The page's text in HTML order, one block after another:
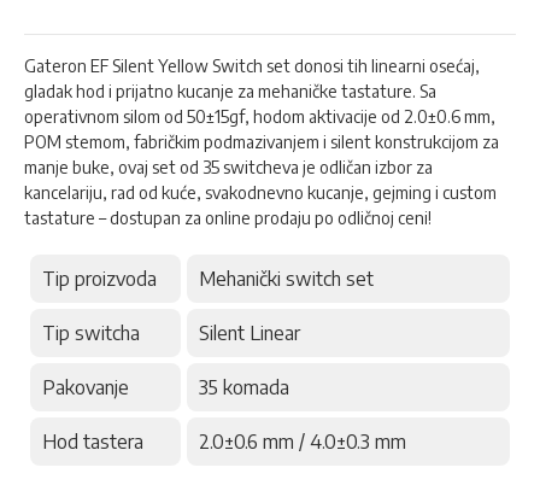
Gateron EF Silent Yellow Switch set donosi tih linearni osećaj,
gladak hod i prijatno kucanje za mehaničke tastature. Sa
operativnom silom od 50±15gf, hodom aktivacije od 2.0±0.6 mm,
POM stemom, fabričkim podmazivanjem i silent konstrukcijom za
manje buke, ovaj set od 35 switcheva je odličan izbor za
kancelariju, rad od kuće, svakodnevno kucanje, gejming i custom
tastature – dostupan za online prodaju po odličnoj ceni!
Tip proizvoda Mehanički switch set
Tip switcha Silent Linear
Pakovanje 35 komada
Hod tastera 2.0±0.6 mm / 4.0±0.3 mm